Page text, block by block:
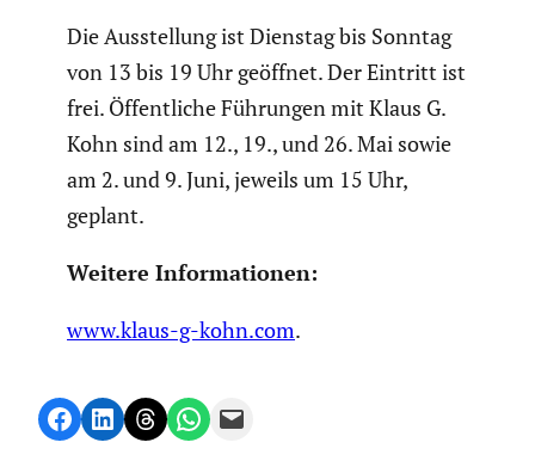
Die Ausstel­lung ist Dienstag bis Sonntag
von 13 bis 19 Uhr geöffnet. Der Eintritt ist
frei. Öffent­liche Führungen mit Klaus G.
Kohn sind am 12., 19., und 26. Mai sowie
am 2. und 9. Juni, jeweils um 15 Uhr,
geplant.
Weitere Infor­ma­tionen:
www.klaus-g-kohn.com.
Share on Facebook
Share on LinkedIn
Share on Threads
Share on WhatsApp
Email this Page